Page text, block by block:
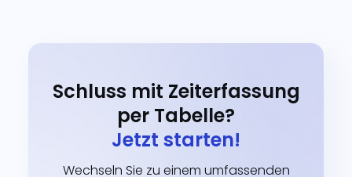
Schluss mit Zeiterfassung
per Tabelle?
Jetzt starten!
Wechseln Sie zu einem umfassenden